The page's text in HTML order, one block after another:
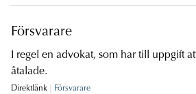
Försvarare
I regel en advokat, som har till uppgift
åtalade.
Direktlänk Försvarare